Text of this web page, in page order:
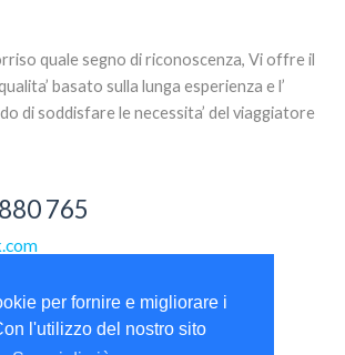
per fornire e migliorare i
l'utilizzo del nostro sito
quale segno di riconoscenza, Vi offre il
basato sulla lunga esperienza e l’
di soddisfare le necessita’ del viaggiatore
765